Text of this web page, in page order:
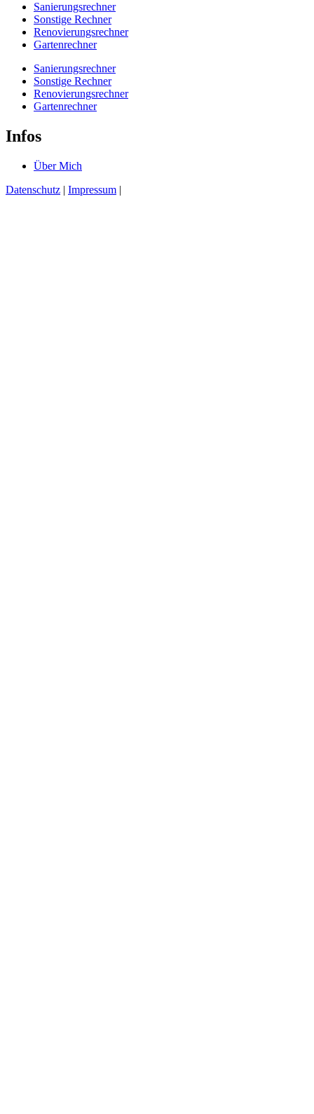
Sanierungsrechner
Sonstige Rechner
Renovierungsrechner
Gartenrechner
Sanierungsrechner
Sonstige Rechner
Renovierungsrechner
Gartenrechner
Infos
Über Mich
Datenschutz | Impressum |